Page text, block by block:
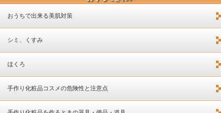
おうちで出来る美肌対策
シミ、くすみ
ほくろ
手作り化粧品コスメの危険性と注意点